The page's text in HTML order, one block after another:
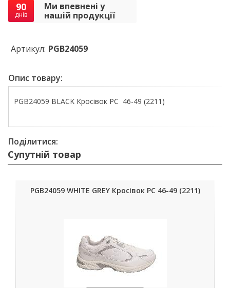
90
днів
Ми впевнені у
нашій продукції
Артикул: PGB24059
Опис товару:
PGB24059 BLACK Кросівок РС 46-49 (2211)
Поділитися:
Супутній товар
PGB24059 WHITE GREY Кросівок РС 46-49 (2211)